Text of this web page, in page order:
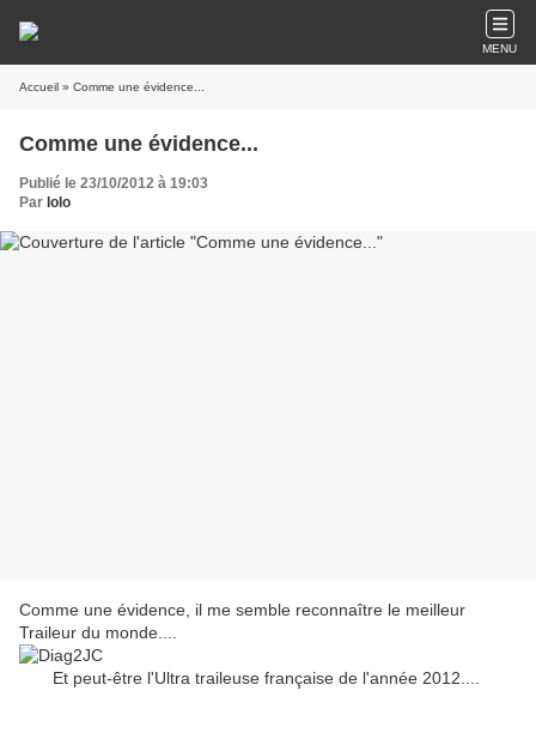
MENU
Accueil » Comme une évidence...
Comme une évidence...
Publié le 23/10/2012 à 19:03
Par lolo
Comme une évidence, il me semble reconnaître le meilleur
Traileur du monde....
Et peut-être l'Ultra traileuse française de l'année 2012....